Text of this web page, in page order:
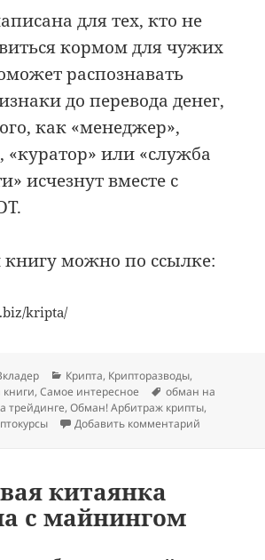
для тех, кто не
кормом для чужих
распознавать
до перевода денег,
как «менеджер»,
«куратор» или «служба
исчезнут вместе с
книгу можно по ссылке:
kripta/
Рубрики
Крипта, Крипторазводы,
,Самое интересное Метки
обман на
трейдинге,Обман! Арбитраж крипты,
Добавить комментарий
китаянка
с майнингом